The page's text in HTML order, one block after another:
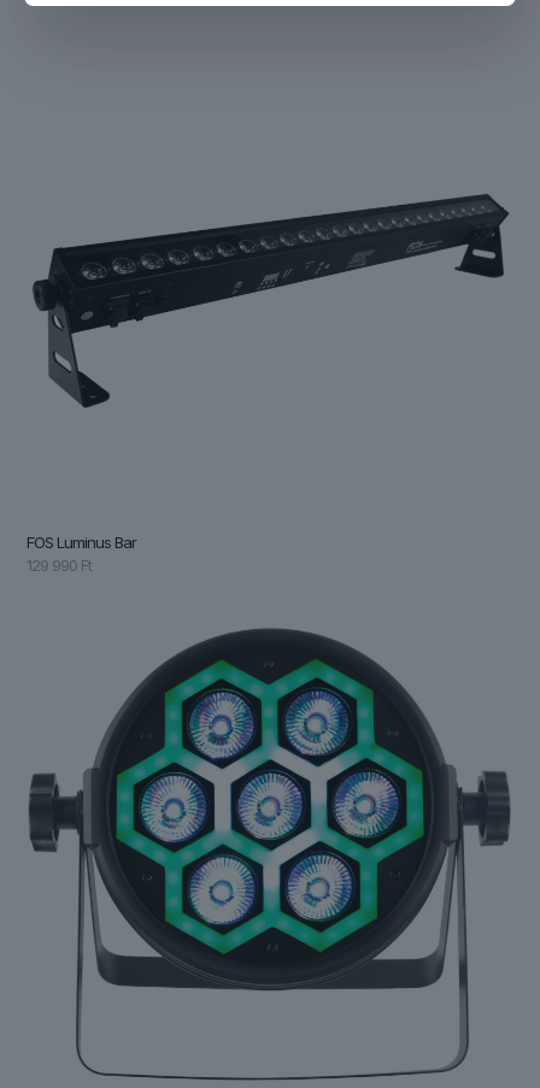
FOS Luminus Bar
129 990 Ft